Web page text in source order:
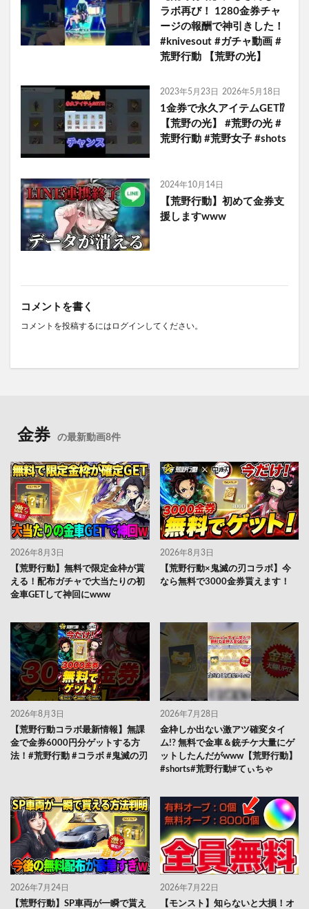
ラボ再び！ 1280金券チャ
ージの報酬で神引きした！
#knivesout #ガチャ動画 #
荒野行動 【荒野の光】
2023年5月23日 2026年5月18日
1金券で永久アイテムGET⁉︎
【荒野の光】 #荒野の光 #
荒野行動 #荒野女子 #shots
2024年10月14日
【荒野行動】初めて金券支
援しますwww
コメントを書く
コメントを投稿するには ログイン してください。
金券 の最新動画8件
2026年8月3日
【荒野行動】無料で限定金枠が貰
える！配布ガチャで大当たりの初
金車GETして神回にwww
2026年8月3日
【荒野行動×鬼滅の刃コラボ】今
なら無料で3000金券貰えます！
2026年8月3日
【荒野行動コラボ最新情報】無課
金で金券6000円分ゲットする方
法！#荒野行動 #コラボ #鬼滅の刃
2026年7月28日
金枠しか出ない激アツ確変タイ
ム!? 無料で金車＆銃チケ大量にゲ
ットしたんだがwww【荒野行動】
#shorts#荒野行動#てぃちゃ
2026年7月24日
【荒野行動】SP車両が一瞬で貰え
2026年7月22日
【モンスト】知らないと大損！オ